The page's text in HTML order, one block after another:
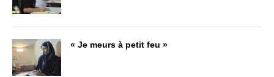
« Je meurs à petit feu »